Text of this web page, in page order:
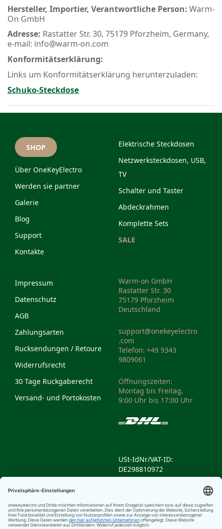
Hersteller, Importier, Verantwortliche Person: Warm-
On GmbH
Adresse: Rastatter Str. 30, 75179 Pforzheim, Germany,
e-mail: info@warm-on.com
Konformitätserklärung:
Links um Konformitätserklärung herunterzuladen:
Schuko-Steckdose
SHOP
Über OneKeyElectro
Werden sie partner
Galerie
Blog
Support
Kontakte
Elektrische Steckdosen
Netzwerksteckdosen, USB,
TV
Schalter und Taster
Abdeckrahmen
Komplette Sets
SALE
Impressum
Datenschutz
AGB
Zahlungsarten
Rucksendungen / Retoure
Widerrufsrecht
30 Tage Ruckgaberecht
Versand- und Portokosten
Warm-on GmbH
Rastatter Str. 30
75179 Pforzheim
Deutschland
support@onekeyelectro
.com
Telefon: +49 9343
9809061
Öffnungszeiten:
Montag bis Freitag,
9:00 Uhr bis 17:00 Uhr
USt-IdNr/VAT-ID:
DE298810972
Weee-Reg.-Nr/Weee